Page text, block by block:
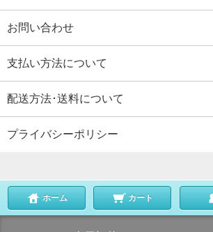
お問い合わせ
支払い方法について
配送方法･送料について
プライバシーポリシー
ホーム カート